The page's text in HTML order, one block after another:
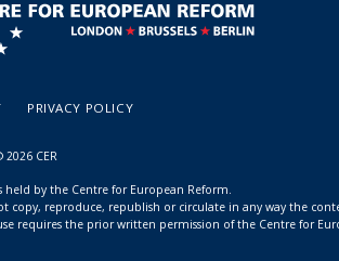
PRIVACY POLICY
CER
held by the Centre for European Reform.
copy, reproduce, republish or circulate in any way the
requires the prior written permission of the Centre for